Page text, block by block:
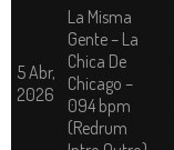
5 Abr,
2026
La Misma
Gente – La
Chica De
Chicago –
094 bpm
(Redrum